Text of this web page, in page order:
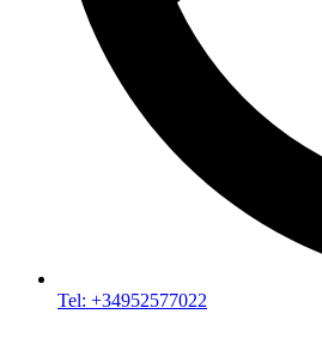
Tel: +34952577022